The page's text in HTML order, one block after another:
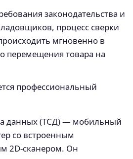
законодательства и
процесс сверки
мгновенно в
перемещения товара на
профессиональный
данных (ТСД) — мобильный
со встроенным
2D-сканером. Он